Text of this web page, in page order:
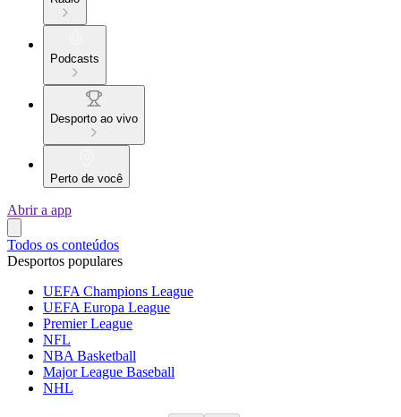
Podcasts
Desporto ao vivo
Perto de você
Abrir a app
Todos os conteúdos
Desportos populares
UEFA Champions League
UEFA Europa League
Premier League
NFL
NBA Basketball
Major League Baseball
NHL